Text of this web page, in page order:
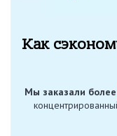
Как
Мы заказали более